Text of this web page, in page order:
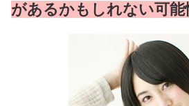
があるかもしれない可能